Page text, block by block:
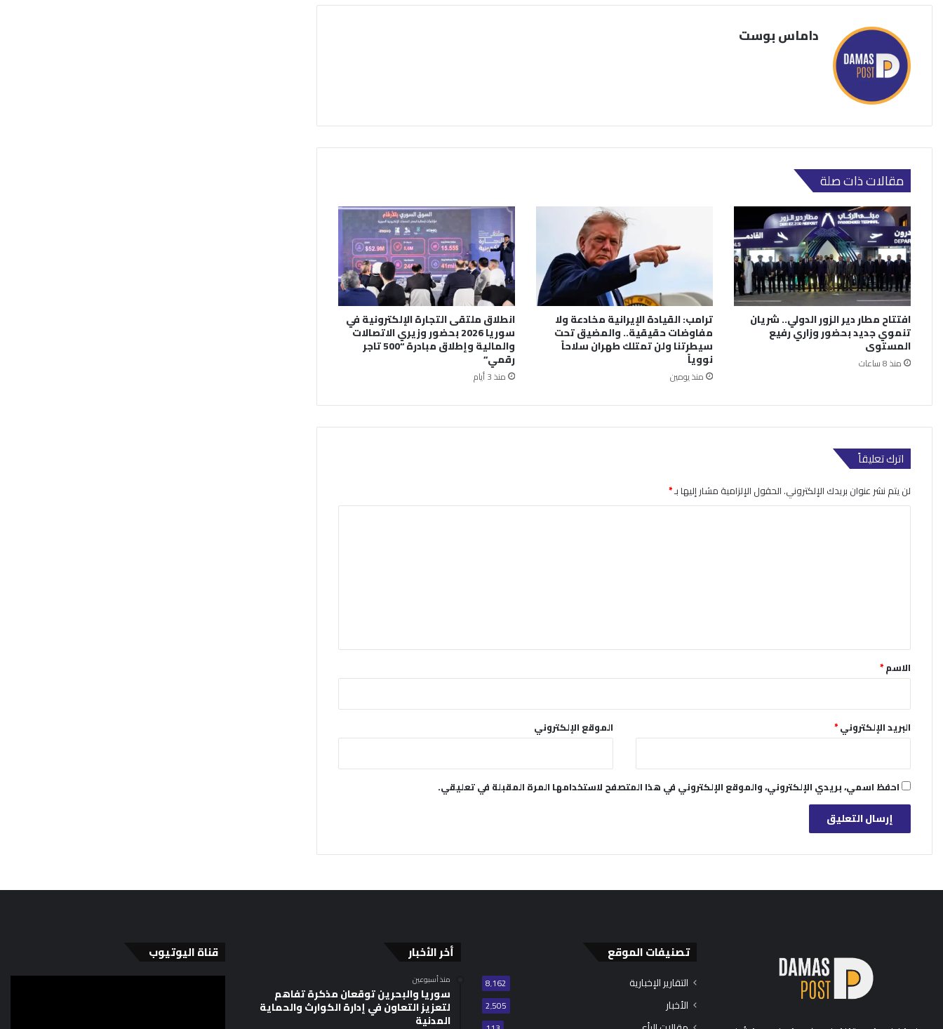
داماس بوست
مقالات ذات صلة
افتتاح مطار دير الزور الدولي.. شريان
تنموي جديد بحضور وزاري رفيع
المستوى
منذ 8 ساعات
ترامب: القيادة الإيرانية مخادعة ولا
مفاوضات حقيقية.. والمضيق تحت
سيطرتنا ولن تمتلك طهران سلاحاً
نووياً
منذ يومين
انطلاق ملتقى التجارة الإلكترونية في
سوريا 2026 بحضور وزيري الاتصالات
والمالية وإطلاق مبادرة “500 تاجر
رقمي”
منذ 3 أيام
اترك تعليقاً
لن يتم نشر عنوان بريدك الإلكتروني.الحقول الإلزامية مشار إليها بـ*
*الاسم*
البريد الإلكتروني* الموقع الإلكتروني
احفظ اسمي، بريدي الإلكتروني، والموقع الإلكتروني في هذا المتصفح لاستخدامها المرة المقبلة في تعليقي.
تصنيفات الموقع
التقارير الإخبارية 8٬162
الأخبار 2٬505
أخر الأخبار
منذ أسبوعين
سوريا والبحرين توقعان مذكرة تفاهم
لتعزيز التعاون في إدارة الكوارث والحماية
المدنية
قناة اليوتيوب